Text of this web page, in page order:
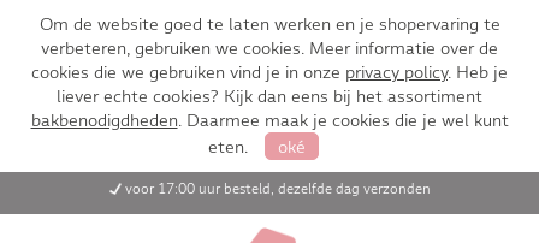
Om de website goed te laten werken en je shopervaring te
verbeteren, gebruiken we cookies. Meer informatie over de
cookies die we gebruiken vind je in onze privacy policy. Heb je
liever echte cookies? Kijk dan eens bij het assortiment
bakbenodigdheden. Daarmee maak je cookies die je wel kunt
eten.
oké
voor 17:00 uur besteld, dezelfde dag verzonden